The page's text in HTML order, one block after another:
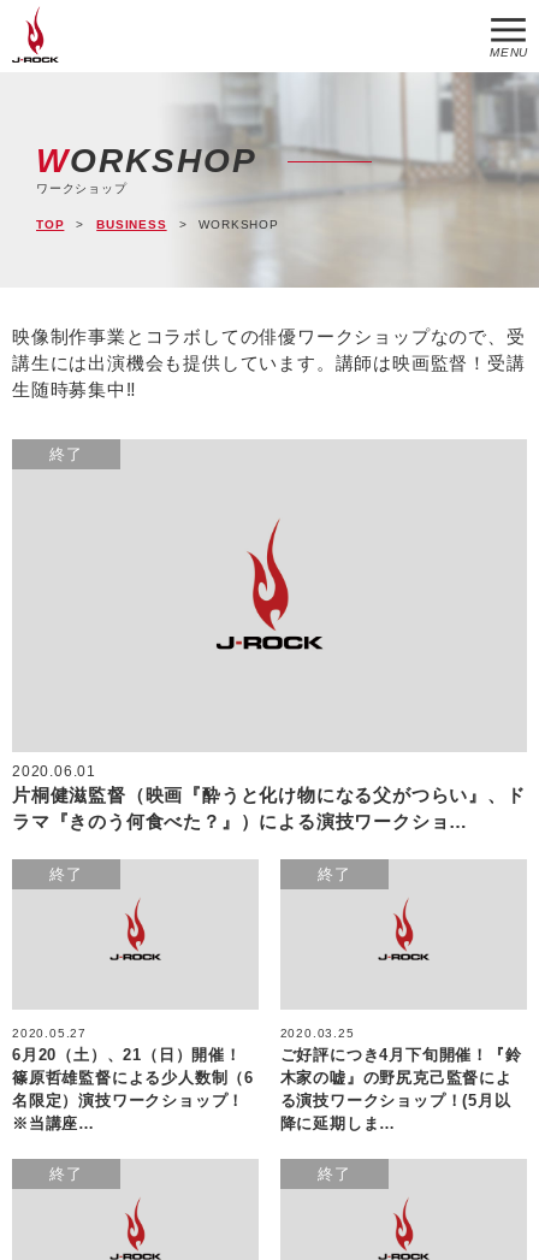
MENU
WORKSHOP
ワークショップ
TOP BUSINESS WORKSHOP
映像制作事業とコラボしての俳優ワークショップなので、受
講生には出演機会も提供しています。講師は映画監督！受講
生随時募集中‼
終了
2020.06.01
片桐健滋監督（映画『酔うと化け物になる父がつらい』、ド
ラマ『きのう何食べた？』）による演技ワークショ…
終了
2020.05.27
6月20（土）、21（日）開催！
篠原哲雄監督による少人数制（6
名限定）演技ワークショップ！
※当講座…
終了
2020.03.25
ご好評につき4月下旬開催！『鈴
木家の嘘』の野尻克己監督によ
る演技ワークショップ！(5月以
降に延期しま…
終了 終了